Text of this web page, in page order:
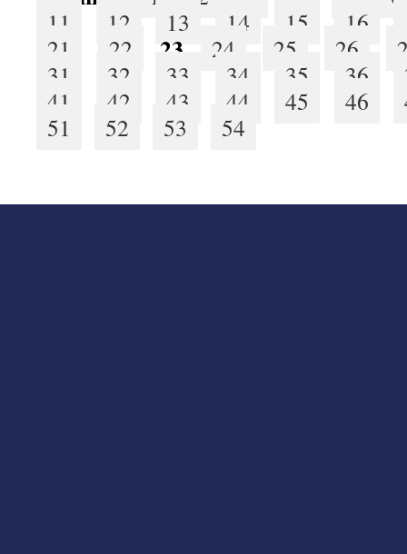
11
12 13 14 15 16
21
22 23 24 25 26
31
32 33 34 35 36
41
42 43 44 45 46
51
52 53 54